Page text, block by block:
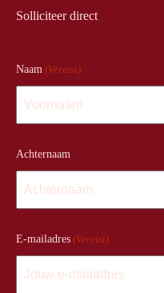
Solliciteer direct
Naam (Vereist)
Achternaam
E-mailadres (Vereist)